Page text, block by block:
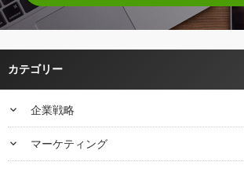
カテゴリー
keyboard_arrow_down 企業戦略
keyboard_arrow_down マーケティング